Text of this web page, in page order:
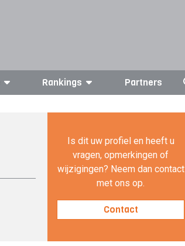
Rankings Partners
Is dit uw profiel en heeft u
vragen, opmerkingen of
wijzigingen? Neem dan contact
met ons op.
Contact